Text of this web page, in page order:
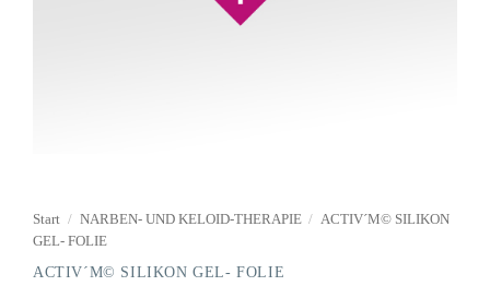
Start / NARBEN- UND KELOID-THERAPIE / ACTIV´M© SILIKON
GEL- FOLIE
ACTIV´M© SILIKON GEL- FOLIE